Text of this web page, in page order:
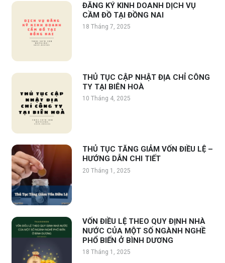
ĐĂNG KÝ KINH DOANH DỊCH VỤ
CẦM ĐỒ TẠI ĐỒNG NAI
18 Tháng 7, 2025
THỦ TỤC CẬP NHẬT ĐỊA CHỈ CÔNG
TY TẠI BIÊN HOÀ
10 Tháng 4, 2025
THỦ TỤC TĂNG GIẢM VỐN ĐIỀU LỆ –
HƯỚNG DẪN CHI TIẾT
20 Tháng 1, 2025
VỐN ĐIỀU LỆ THEO QUY ĐỊNH NHÀ
NƯỚC CỦA MỘT SỐ NGÀNH NGHỀ
PHỔ BIẾN Ở BÌNH DƯƠNG
18 Tháng 1, 2025